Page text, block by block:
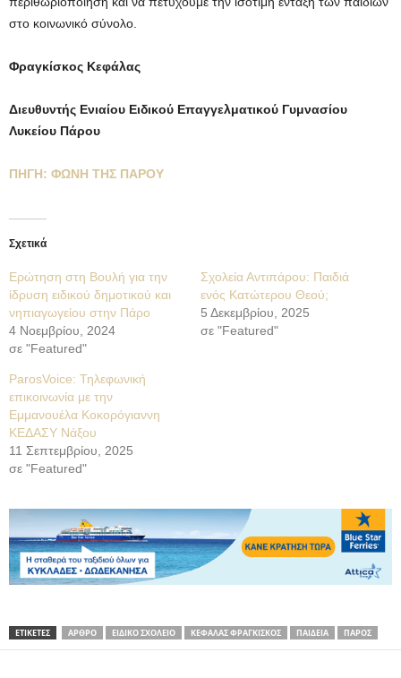
στο κοινωνικό σύνολο.
Φραγκίσκος Κεφάλας
Διευθυντής Ενιαίου Ειδικού Επαγγελματικού Γυμνασίου
Λυκείου Πάρου
ΠΗΓΗ: ΦΩΝΗ ΤΗΣ ΠΑΡΟΥ
Σχετικά
Ερώτηση στη Βουλή για την
ίδρυση ειδικού δημοτικού και
νηπιαγωγείου στην Πάρο
4 Νοεμβρίου, 2024
σε "Featured"
Σχολεία Αντιπάρου: Παιδιά
ενός Κατώτερου Θεού;
5 Δεκεμβρίου, 2025
σε "Featured"
ParosVoice: Τηλεφωνική
επικοινωνία με την
Εμμανουέλα Κοκορόγιαννη
ΚΕΔΑΣΥ Νάξου
11 Σεπτεμβρίου, 2025
σε "Featured"
ΕΤΙΚΕΤΕΣ ΑΡΘΡΟ ΕΙΔΙΚΟ ΣΧΟΛΕΙΟ ΚΕΦΑΛΑΣ ΦΡΑΓΚΙΣΚΟΣ ΠΑΙΔΕΙΑ ΠΑΡΟΣ